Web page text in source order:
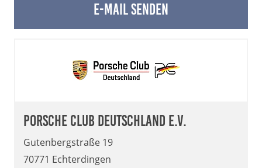
E-Mail senden
Porsche Club Deutschland e.V.
Gutenbergstraße 19
70771 Echterdingen